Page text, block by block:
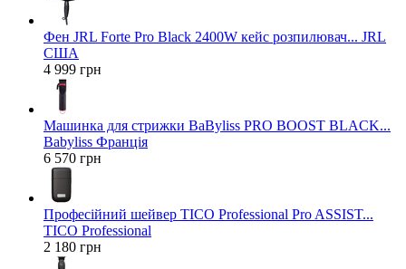
Фен JRL Forte Pro Black 2400W кейс розпилювач... JRL
США
4 999 грн
Машинка для стрижки BaByliss PRO BOOST BLACK...
Babyliss Франція
6 570 грн
Професійний шейвер TICO Professional Pro ASSIST...
TICO Professional
2 180 грн